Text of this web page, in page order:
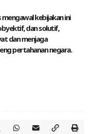
kebijakan ini
dan solutif,
dan menjaga
pertahanan negara.